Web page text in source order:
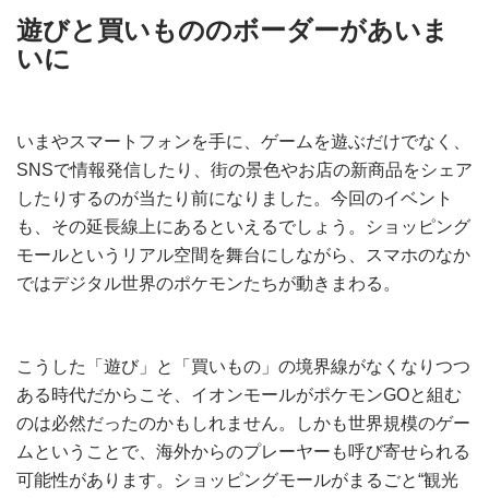
遊びと買いもののボーダーがあいま
いに
いまやスマートフォンを手に、ゲームを遊ぶだけでなく、
SNSで情報発信したり、街の景色やお店の新商品をシェア
したりするのが当たり前になりました。今回のイベント
も、その延長線上にあるといえるでしょう。ショッピング
モールというリアル空間を舞台にしながら、スマホのなか
ではデジタル世界のポケモンたちが動きまわる。
こうした「遊び」と「買いもの」の境界線がなくなりつつ
ある時代だからこそ、イオンモールがポケモンGOと組む
のは必然だったのかもしれません。しかも世界規模のゲー
ムということで、海外からのプレーヤーも呼び寄せられる
可能性があります。ショッピングモールがまるごと“観光